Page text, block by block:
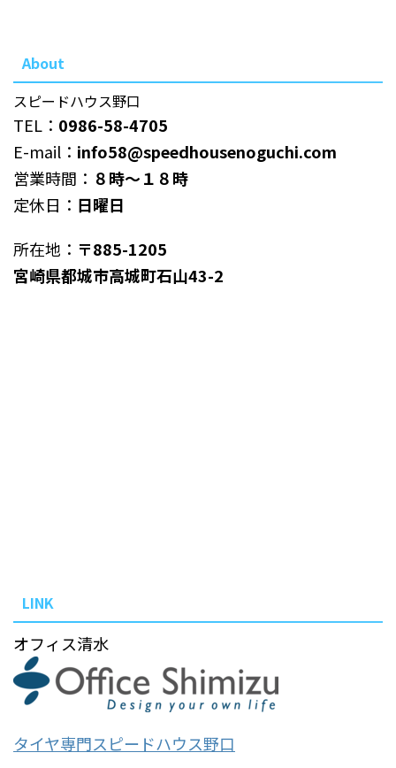
About
スピードハウス野口
TEL： 0986-58-4705
E-mail： info58@speedhousenoguchi.com
営業時間： ８時～１８時
定休日： 日曜日
所在地： 〒885-1205
宮崎県都城市高城町石山43-2
LINK
オフィス清水
タイヤ専門スピードハウス野口